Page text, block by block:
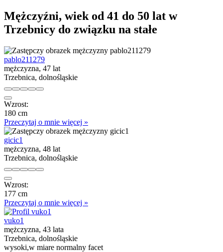
Mężczyźni, wiek od 41 do 50 lat w
Trzebnicy do związku na stałe
pablo211279
mężczyzna, 47 lat
Trzebnica, dolnośląskie
Wzrost:
180 cm
Przeczytaj o mnie więcej »
gicic1
mężczyzna, 48 lat
Trzebnica, dolnośląskie
Wzrost:
177 cm
Przeczytaj o mnie więcej »
vuko1
mężczyzna, 43 lata
Trzebnica, dolnośląskie
wysoki,w miare normalny facet